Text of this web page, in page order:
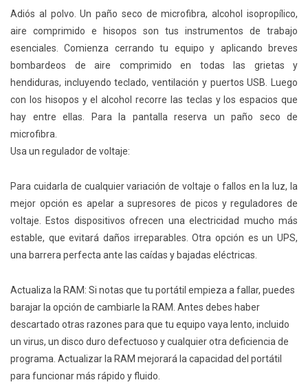
Adiós al polvo. Un paño seco de microfibra, alcohol isopropílico,
aire comprimido e hisopos son tus instrumentos de trabajo
esenciales. Comienza cerrando tu equipo y aplicando breves
bombardeos de aire comprimido en todas las grietas y
hendiduras, incluyendo teclado, ventilación y puertos USB. Luego
con los hisopos y el alcohol recorre las teclas y los espacios que
hay entre ellas. Para la pantalla reserva un paño seco de
microfibra.
Usa un regulador de voltaje:
Para cuidarla de cualquier variación de voltaje o fallos en la luz, la
mejor opción es apelar a supresores de picos y reguladores de
voltaje. Estos dispositivos ofrecen una electricidad mucho más
estable, que evitará daños irreparables. Otra opción es un UPS,
una barrera perfecta ante las caídas y bajadas eléctricas.
Actualiza la RAM: Si notas que tu portátil empieza a fallar, puedes
barajar la opción de cambiarle la RAM. Antes debes haber
descartado otras razones para que tu equipo vaya lento, incluido
un virus, un disco duro defectuoso y cualquier otra deficiencia de
programa. Actualizar la RAM mejorará la capacidad del portátil
para funcionar más rápido y fluido.